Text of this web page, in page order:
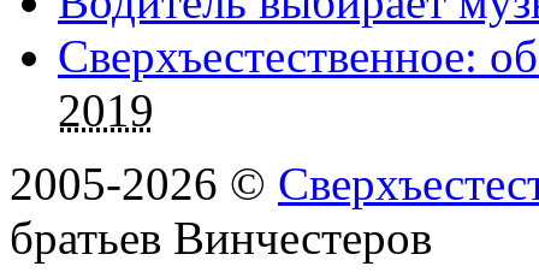
Сверхъестественное:
2019
2005-2026 ©
братьев Винчестеров